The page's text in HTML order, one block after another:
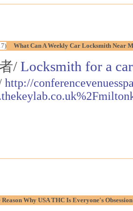
What Can A Weekly Car Locksmith Near
/ Locksmith for a car
http://
Reason Why USA THC Is Everyone's